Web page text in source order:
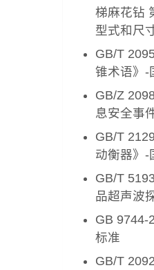
梯麻花钻
型式和尺
GB/T
锥术语》-
GB/Z
息安全事
GB/T
动衡器》-
GB/T
品超声波
GB 9744-
标准
GB/T